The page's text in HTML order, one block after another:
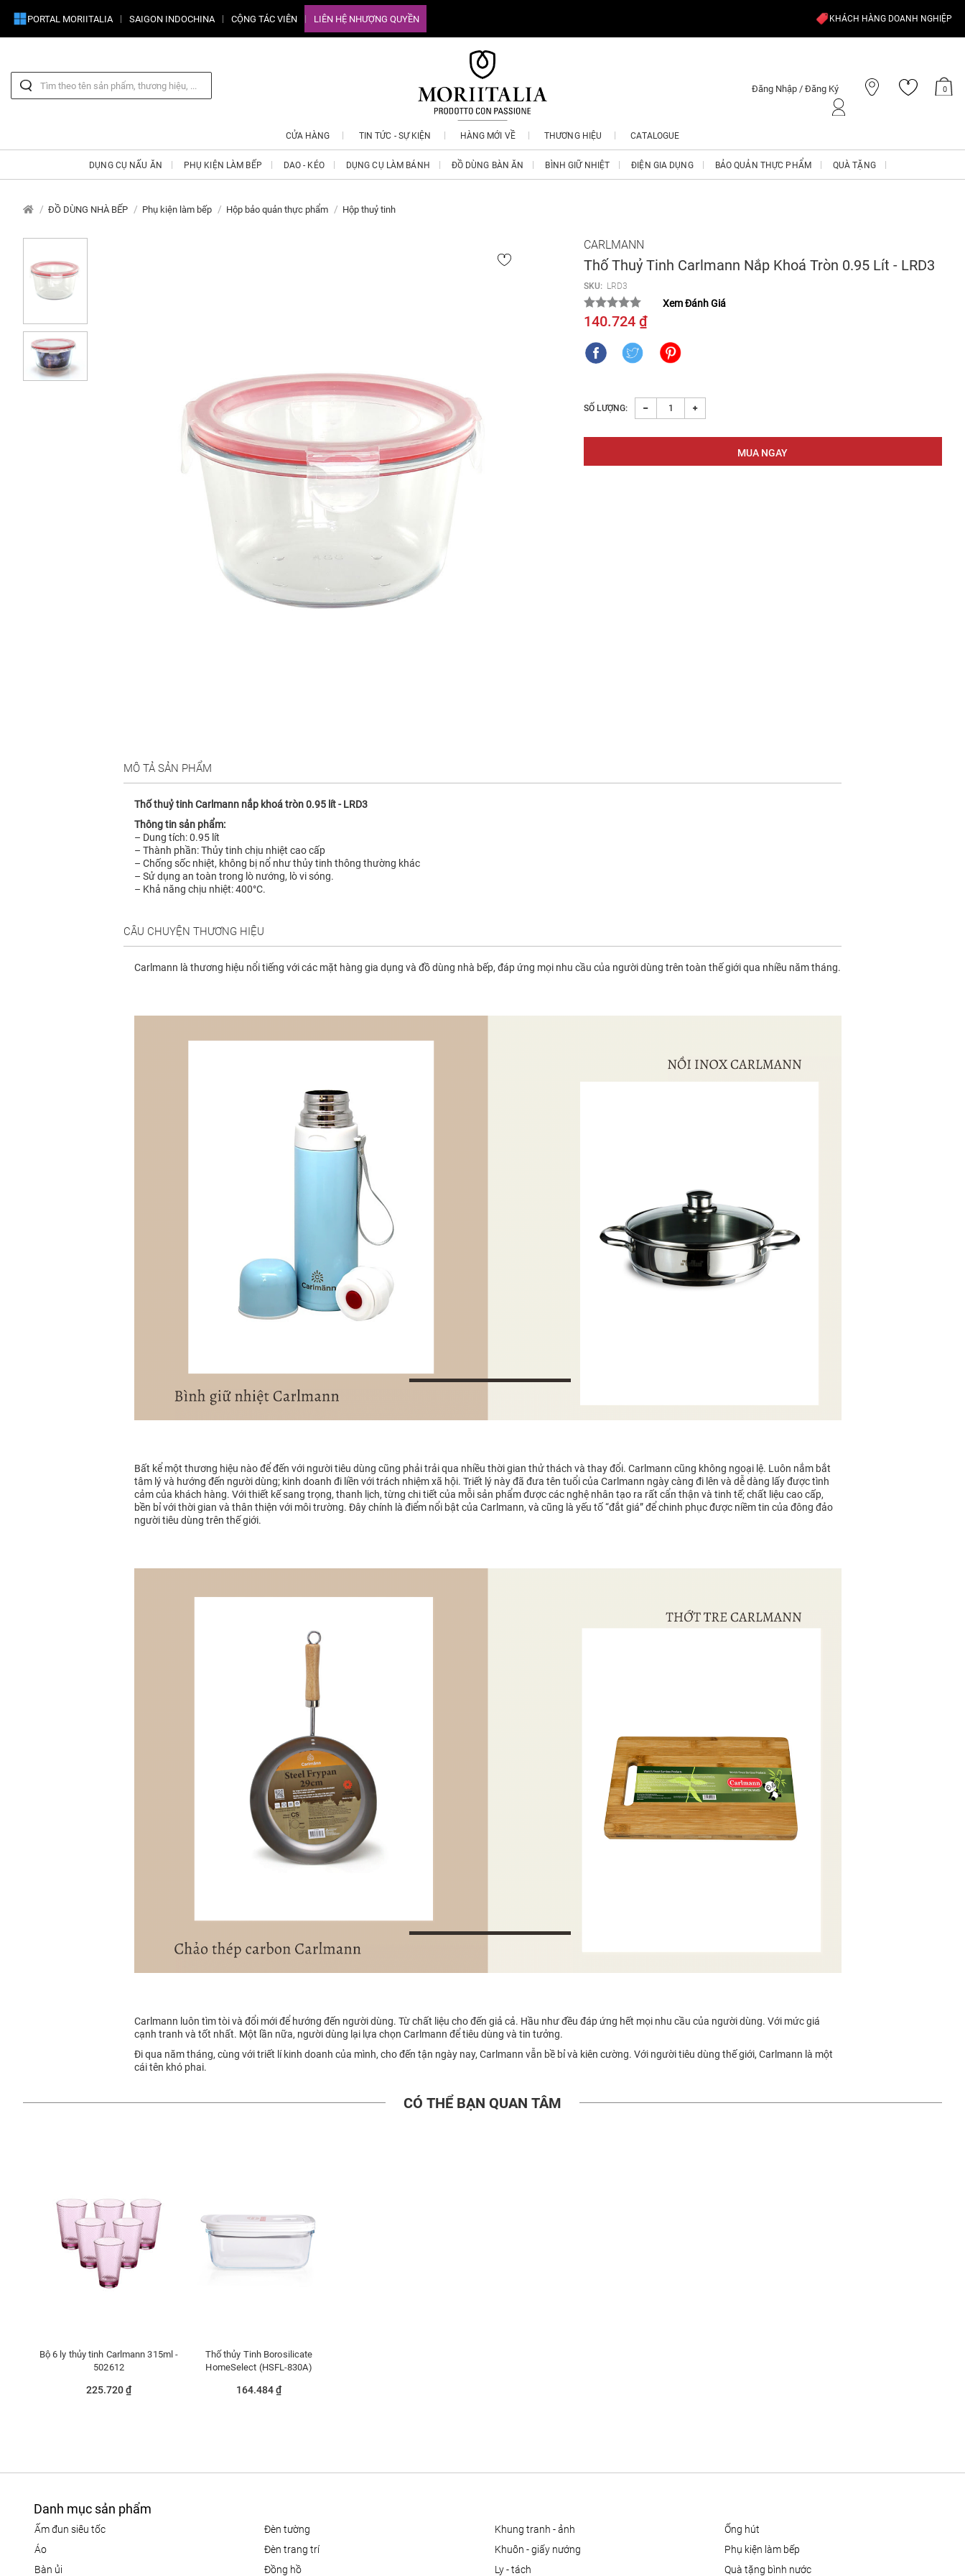
PORTAL MORIITALIA SAIGON INDOCHINA CỘNG TÁC VIÊN LIÊN HỆ NHƯỢNG QUYỀN KHÁCH HÀNG DOANH NGHIỆP
Đăng Nhập / Đăng Ký 0
CỬA HÀNG TIN TỨC - SỰ KIỆN HÀNG MỚI VỀ THƯƠNG HIỆU CATALOGUE
DỤNG CỤ NẤU ĂN PHỤ KIỆN LÀM BẾP DAO - KÉO DỤNG CỤ LÀM BÁNH ĐỒ DÙNG BÀN ĂN BÌNH GIỮ NHIỆT ĐIỆN GIA DỤNG BẢO QUẢN THỰC PHẨM QUÀ TẶNG
ĐỒ DÙNG NHÀ BẾP Phụ kiện làm bếp Hộp bảo quản thực phẩm Hộp thuỷ tinh
CARLMANN
Thố Thuỷ Tinh Carlmann Nắp Khoá Tròn 0.95 Lít - LRD3
SKU: LRD3
Xem Đánh Giá
140.724 ₫
SỐ LƯỢNG:
MÔ TẢ SẢN PHẨM
Thố thuỷ tinh Carlmann nắp khoá tròn 0.95 lít - LRD3
Thông tin sản phẩm:
– Dung tích: 0.95 lít
– Thành phần: Thủy tinh chịu nhiệt cao cấp
– Chống sốc nhiệt, không bị nổ như thủy tinh thông thường khác
– Sử dụng an toàn trong lò nướng, lò vi sóng.
– Khả năng chịu nhiệt: 400°C.
CÂU CHUYỆN THƯƠNG HIỆU
Carlmann là thương hiệu nổi tiếng với các mặt hàng gia dụng và đồ dùng nhà bếp, đáp ứng mọi nhu cầu của người dùng trên toàn thế giới qua nhiều năm tháng.
Bất kể một thương hiệu nào để đến với người tiêu dùng cũng phải trải qua nhiều thời gian thử thách và thay đổi. Carlmann cũng không ngoại lệ. Luôn nắm bắt
tâm lý và hướng đến người dùng; kinh doanh đi liền với trách nhiệm xã hội. Triết lý này đã đưa tên tuổi của Carlmann ngày càng đi lên và dễ dàng lấy được tình
cảm của khách hàng. Với thiết kế sang trọng, thanh lịch, từng chi tiết của mỗi sản phẩm được các nghệ nhân tạo ra rất cẩn thận và tinh tế; chất liệu cao cấp,
bền bỉ với thời gian và thân thiện với môi trường. Đây chính là điểm nổi bật của Carlmann, và cũng là yếu tố “đắt giá” để chinh phục được niềm tin của đông đảo
người tiêu dùng trên thế giới.
Carlmann luôn tìm tòi và đổi mới để hướng đến người dùng. Từ chất liệu cho đến giả cả. Hầu như đều đáp ứng hết mọi nhu cầu của người dùng. Với mức giá
cạnh tranh và tốt nhất. Một lần nữa, người dùng lại lựa chọn Carlmann để tiêu dùng và tin tưởng.
Đi qua năm tháng, cùng với triết lí kinh doanh của mình, cho đến tận ngày nay, Carlmann vẫn bề bỉ và kiên cường. Với người tiêu dùng thế giới, Carlmann là một
cái tên khó phai.
CÓ THỂ BẠN QUAN TÂM
Bộ 6 ly thủy tinh Carlmann 315ml -
502612
225.720 ₫
Thố thủy Tinh Borosilicate
HomeSelect (HSFL-830A)
164.484 ₫
Danh mục sản phẩm
ấm đun siêu tốc
áo
bàn ủi
đèn tường
đèn trang trí
đồng hồ
khung tranh - ảnh
khuôn - giấy nướng
ly - tách
ống hút
phụ kiện làm bếp
quà tặng bình nước